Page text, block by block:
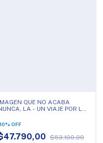
QUE NO ACABA
LA - UN VIAJE POR LA
EL CINE ETNOGRAFICO HAS..
% OFF
$53.100,00